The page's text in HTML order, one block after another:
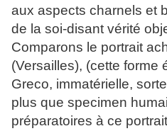
aux aspects charnels et
de la soi-disant vérité
Comparons le portrait
(Versailles), (cette forme
Greco, immatérielle,
plus que specimen
préparatoires à ce